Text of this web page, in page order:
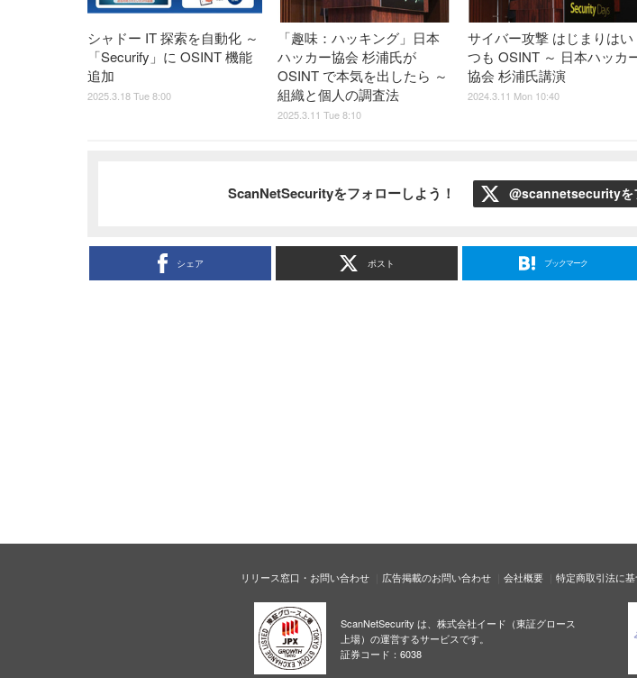
シャドー IT 探索を自動化 ～
「Securify」に OSINT 機能
追加
2025.3.18 Tue 8:00
「趣味：ハッキング」日本
ハッカー協会 杉浦氏が
OSINT で本気を出したら ～
組織と個人の調査法
2025.3.11 Tue 8:10
サイバー攻撃 はじまりはい
つも OSINT ～ 日本ハッカ
協会 杉浦氏講演
2024.3.11 Mon 10:40
ScanNetSecurityをフォローしよう！ @scannetsecurityを
シェア ポスト ブックマーク
リリース窓口・お問い合わせ 広告掲載のお問い合わせ 会社概要 特定商取引法に
ScanNetSecurity は、株式会社イード（東証グロース
上場）の運営するサービスです。
証券コード：6038